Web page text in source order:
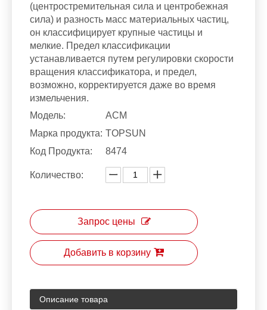
(центростремительная сила и центробежная
сила) и разность масс материальных частиц,
он классифицирует крупные частицы и
мелкие. Предел классификации
устанавливается путем регулировки скорости
вращения классификатора, и предел,
возможно, корректируется даже во время
измельчения.
Модель:
ACM
Марка продукта: TOPSUN
Код Продукта:
8474
Количество:
Запрос цены
Добавить в корзину
Описание товара